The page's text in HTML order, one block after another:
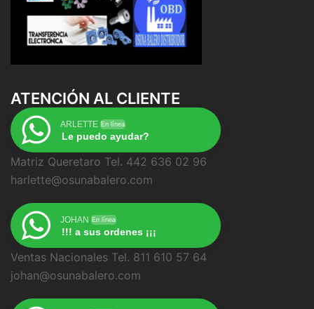
ATENCIÓN AL CLIENTE
ARLETTE En línea
Le puedo ayudar?
Matriz Queretaro Tel. 442 636 02 96
harlette@osunabalero.com
JOHAN En línea
!!! a sus ordenes ¡¡¡
Ventas Nacionales Tel. 811 610 57 64
johan@osunabalero.com